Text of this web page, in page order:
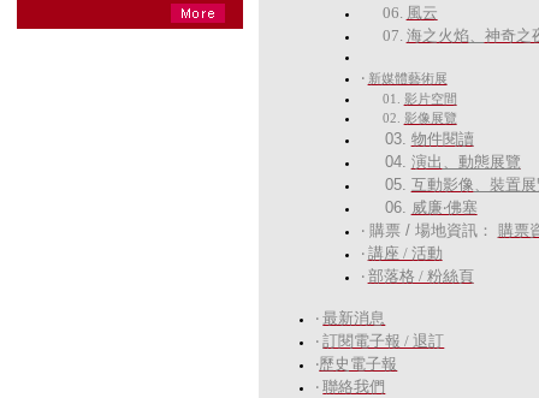
06. 風云
07. 海之火焰 神奇之
‧ 新媒體藝術展
01. 影片空間
02. 影像展覽
03. 物件閱讀
04. 演出
、動態展覽
05. 互動影像 、裝置
06.
威廉‧佛塞
‧購票 / 場地資訊：
購票
‧ 講座 / 活動
‧ 部落格 / 粉絲頁
‧ 最新消息
‧ 訂閱電子報 / 退訂
‧歷史電子報
‧ 聯絡我們